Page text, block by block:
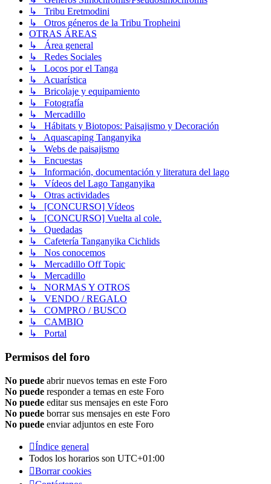
↳ Tribu Eretmodini
↳ Otros géneros de la Tribu Tropheini
OTRAS ÁREAS
↳ Área general
↳ Redes Sociales
↳ Locos por el Tanga
↳ Acuarística
↳ Bricolaje y equipamiento
↳ Fotografía
↳ Mercadillo
↳ Hábitats y Biotopos: Paisajismo y Decoración
↳ Aquascaping Tanganyika
↳ Webs de paisajismo
↳ Encuestas
↳ Información, documentación y literatura del lago
↳ Vídeos del Lago Tanganyika
↳ Otras actividades
↳ [CONCURSO] Vídeos
↳ [CONCURSO] Vuelta al cole.
↳ Quedadas
↳ Cafetería Tanganyika Cichlids
↳ Nos conocemos
↳ Mercadillo Off Topic
↳ Mercadillo
↳ NORMAS Y OTROS
↳ VENDO / REGALO
↳ COMPRO / BUSCO
↳ CAMBIO
↳ Portal
Permisos del foro
No puede abrir nuevos temas en este Foro
No puede responder a temas en este Foro
No puede editar sus mensajes en este Foro
No puede borrar sus mensajes en este Foro
No puede enviar adjuntos en este Foro
Índice general
Todos los horarios son UTC+01:00
Borrar cookies